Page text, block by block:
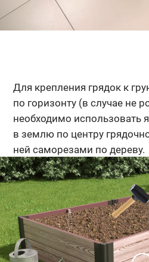
Для крепления грядок к
по горизонту (в случае не
необходимо использовать
в землю по центру
ней саморезами по дереву.